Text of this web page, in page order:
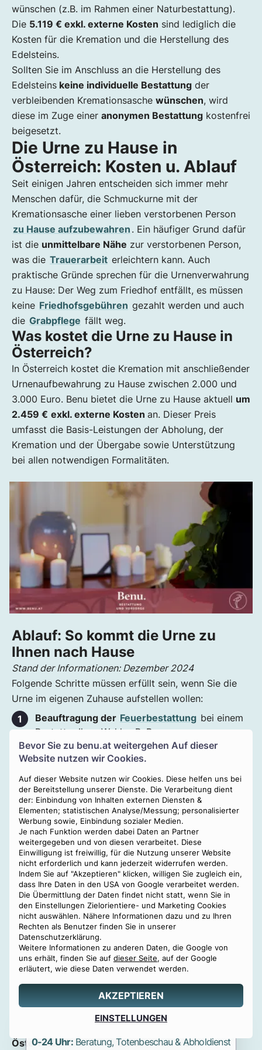
Bevor Sie zu benu.at weitergehen Auf dieser
Website nutzen wir Cookies.
Auf dieser Website nutzen wir Cookies. Diese helfen uns bei
der Bereitstellung unserer Dienste. Die Verarbeitung dient
der: Einbindung von Inhalten externen Diensten &
Elementen; statistischen Analyse/Messung; personalisierter
Werbung sowie, Einbindung sozialer Medien.
Je nach Funktion werden dabei Daten an Partner
weitergegeben und von diesen verarbeitet. Diese
Einwilligung ist freiwillig, für die Nutzung unserer Website
nicht erforderlich und kann jederzeit widerrufen werden.
Indem Sie auf "Akzeptieren" klicken, willigen Sie zugleich ein,
dass Ihre Daten in den USA von Google verarbeitet werden.
Die Übermittlung der Daten findet nicht statt, wenn Sie in
den Einstellungen Zielorientiere- und Marketing Cookies
nicht auswählen. Nähere Informationen dazu und zu Ihren
Rechten als Benutzer finden Sie in unserer
Datenschutzerklärung.
Weitere Informationen zu anderen Daten, die Google von
uns erhält, finden Sie auf dieser Seite, auf der Google
erläutert, wie diese Daten verwendet werden.
AKZEPTIEREN
EINSTELLUNGEN
0800 88 44 04
erstellen
0-24 Uhr:Beratung, Totenbeschau & Abholdienst
wünschen (z.B. im Rahmen einer Naturbestattung).
Die 5.119 € exkl. externe Kosten sind lediglich die
Kosten für die Kremation und die Herstellung des
Edelsteins.
Sollten Sie im Anschluss an die Herstellung des
Edelsteins keine individuelle Bestattung der
verbleibenden Kremationsasche wünschen, wird
diese im Zuge einer anonymen Bestattung kostenfrei
beigesetzt.
Die Urne zu Hause in
Österreich: Kosten u. Ablauf
Seit einigen Jahren entscheiden sich immer mehr
Menschen dafür, die Schmuckurne mit der
Kremationsasche einer lieben verstorbenen Person
zu Hause aufzubewahren . Ein häufiger Grund dafür
ist die unmittelbare Nähe zur verstorbenen Person,
was die Trauerarbeit erleichtern kann. Auch
praktische Gründe sprechen für die Urnenverwahrung
zu Hause: Der Weg zum Friedhof entfällt, es müssen
keine Friedhofsgebühren gezahlt werden und auch
die Grabpflege fällt weg.
Was kostet die Urne zu Hause in
Österreich?
In Österreich kostet die Kremation mit anschließender
Urnenaufbewahrung zu Hause zwischen 2.000 und
3.000 Euro. Benu bietet die Urne zu Hause aktuell um
2.459 € exkl. externe Kosten an. Dieser Preis
umfasst die Basis-Leistungen der Abholung, der
Kremation und der Übergabe sowie Unterstützung
bei allen notwendigen Formalitäten.
Ablauf: So kommt die Urne zu
Ihnen nach Hause
Stand der Informationen: Dezember 2024
Folgende Schritte müssen erfüllt sein, wenn Sie die
Urne im eigenen Zuhause aufstellen wollen:
Beauftragung der Feuerbestattung bei einem
Bestatter Ihrer Wahl, z.B. Benu.
Auswahl einesgeeigneten
Urnenmodells
Einäscherung des/der Verstorbenen in einem
Krematorium
Einholung derZustimmungserklärungdes
Grundstückbesitzers bzw. des Vermieters
(dazu unten mehr)
Antragauf Aufbewahrung der Urne zu Hause
bei der Gemeinde (dazu unten mehr)
Erteilung der Genehmigungdurch die
Gemeinde
Übernahme der Asche vom Bestatter
Aufstellen der Urne zu Hause an einem
pietätvollen Ort oder Beisetzung im Garten
Was ist die günstigste
Bestattungsform?
Österreichfür eine würdevolle, aber nicht